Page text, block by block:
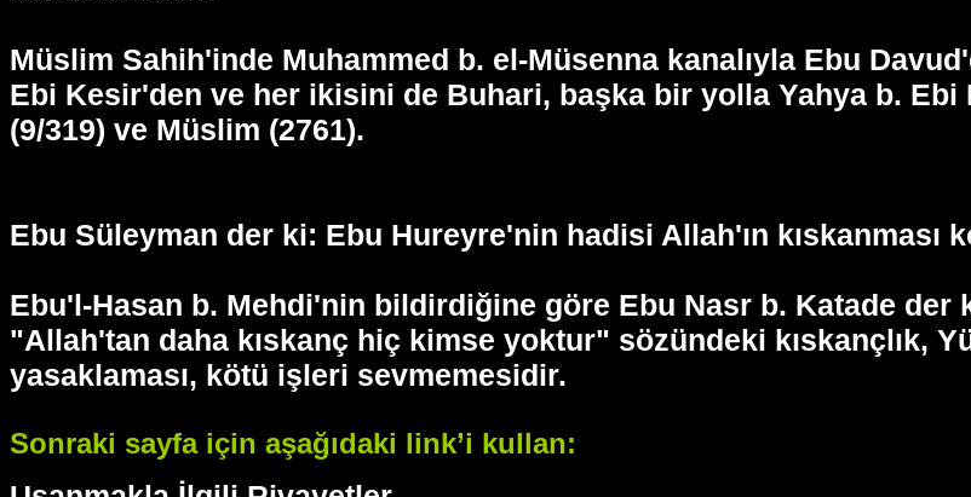
Müslim Sahih'inde Muhammed b. el-Müsenna kanalıyla Ebu
Ebi Kesir'den ve her ikisini de Buhari, başka bir yolla Yahya b.
(9/319) ve Müslim (2761).
Ebu Süleyman der ki: Ebu Hureyre'nin hadisi Allah'ın kıskanması
Ebu'l-Hasan b. Mehdi'nin bildirdiğine göre Ebu Nasr b. Katade der
"Allah'tan daha kıskanç hiç kimse yoktur" sözündeki kıskançlık,
yasaklaması, kötü işleri sevmemesidir.
Sonraki sayfa için aşağıdaki link’i kullan: